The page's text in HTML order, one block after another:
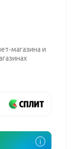
магазина и